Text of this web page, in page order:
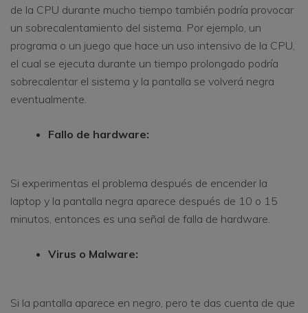
de la CPU durante mucho tiempo también podría provocar
un sobrecalentamiento del sistema. Por ejemplo, un
programa o un juego que hace un uso intensivo de la CPU,
el cual se ejecuta durante un tiempo prolongado podría
sobrecalentar el sistema y la pantalla se volverá negra
eventualmente.
Fallo de hardware:
Si experimentas el problema después de encender la
laptop y la pantalla negra aparece después de 10 o 15
minutos, entonces es una señal de falla de hardware.
Virus o Malware:
Si la pantalla aparece en negro, pero te das cuenta de que